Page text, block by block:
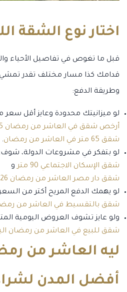
اختار نوع الشقة
قبل ما تغوص في تفاصيل الأحياء
قدامك كذا مسار مختلف تقدر
وطريقة الدفع:
لو ميزانيتك محدودة وعايز أقل
أرخص شقق في العاشر من رمضان 2025
شقق 65 متر في العاشر من رمضان
.
لو بتفكر في مشروعات الدولة، شوف:
شقق الإسكان الاجتماعي 90 متر
و
شقق دار مصر العاشر من رمضان 2026
لو يهمك الدفع المريح أكتر من
شقق بالتقسيط في العاشر من رمضان
ولو عايز تشوف العروض اليومية
شقق للبيع في العاشر من رمضان
ليه العاشر من
أفضل المدن